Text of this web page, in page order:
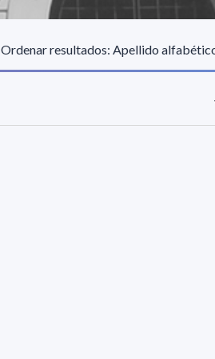
Ordenar resultados: Apellido